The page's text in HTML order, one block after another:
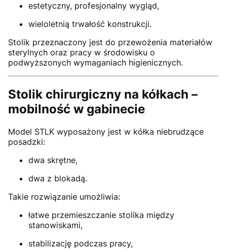
estetyczny, profesjonalny wygląd,
wieloletnią trwałość konstrukcji.
Stolik przeznaczony jest do przewożenia materiałów
sterylnych oraz pracy w środowisku o
podwyższonych wymaganiach higienicznych.
Stolik chirurgiczny na kółkach –
mobilność w gabinecie
Model STLK wyposażony jest w kółka niebrudzące
posadzki:
dwa skrętne,
dwa z blokadą.
Takie rozwiązanie umożliwia:
łatwe przemieszczanie stolika między
stanowiskami,
stabilizację podczas pracy,